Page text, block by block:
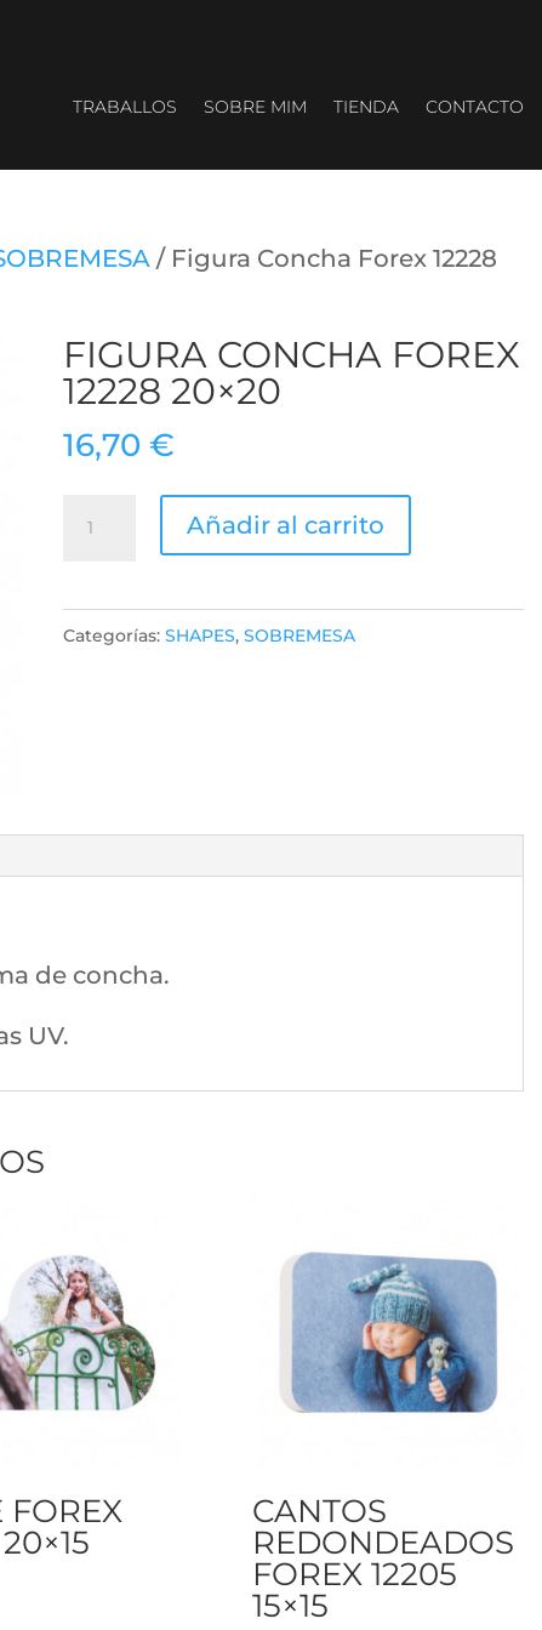
TRABALLOS SOBRE MIM TIENDA CONTACTO
/ Figura Concha Forex 12228
FIGURA CONCHA FOREX
12228 20×20
16,70€
Añadir al carrito
Categorías:SHAPES,SOBREMESA
de concha.
UV.
FOREX
CANTOS
REDONDEADOS
FOREX 12205
15×15